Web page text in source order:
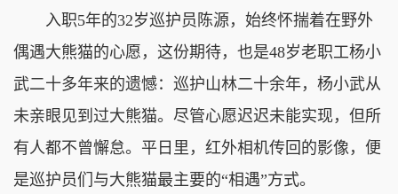
入职5年的32岁巡护员陈源，始终怀揣着在野外
偶遇大熊猫的心愿，这份期待，也是48岁老职工杨小
武二十多年来的遗憾：巡护山林二十余年，杨小武从
未亲眼见到过大熊猫。尽管心愿迟迟未能实现，但所
有人都不曾懈怠。平日里，红外相机传回的影像，便
是巡护员们与大熊猫最主要的“相遇”方式。